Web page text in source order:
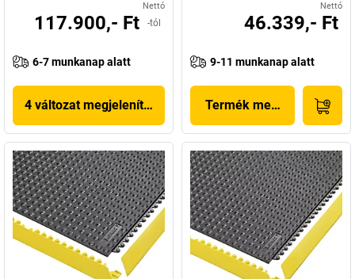
Nettó
117.900,- Ft -tól
6-7 munkanap alatt
4 változat megjelenítése
Nettó
46.339,- Ft
9-11 munkanap alatt
Termék megjelenítése